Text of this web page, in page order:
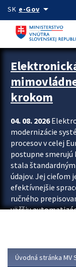
Preskocit na hlavný
SK e-Govarrow_drop_down
Zastavit automatický
krokom
04. 08. 2026
modernizácie
procesov v celej
postupne
stala
údajov. Jej cieľom
efektívnejšie
ručného
väčšiu
fakturácia preto
Úvodná stránka MV